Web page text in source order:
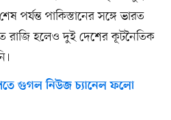
পর্যন্ত পাকিস্তানের সঙ্গে ভারত
রাজি হলেও দুই দেশের কূটনৈতিক
গুগল নিউজ চ্যানেল ফলো